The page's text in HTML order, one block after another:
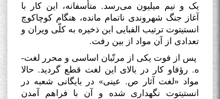
یک و نیم میلیون می‌رسد. متأسفانه، این کار با
آغاز جنگ شهروندی ناتمام مانده، هنگام کوچاکوچ
انستیتوت ترتیب الفبایی این ذخیره به کلّی ویران و
تعدادی از آن مواد از بین رفت.
پس از فوت یکی از مرتّبان اساسی و محرر لغت-
ه. رؤفاو کار در بالای این لغت قطع گردید. حالا
مواد «لغت آثار ص. عینی» در بایگانی شعبه در
انستیتوت نگهداری شده و آن با فراهم آمدن